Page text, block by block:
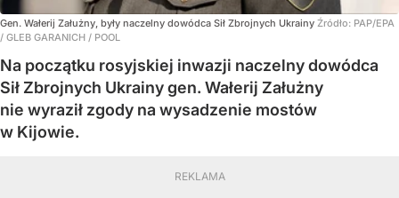
Gen. Wałerij Załużny, były naczelny dowódca Sił Zbrojnych Ukrainy Źródło: PAP/EPA
/ GLEB GARANICH / POOL
Na początku rosyjskiej inwazji naczelny dowódca
Sił Zbrojnych Ukrainy gen. Wałerij Załużny
nie wyraził zgody na wysadzenie mostów
w Kijowie.